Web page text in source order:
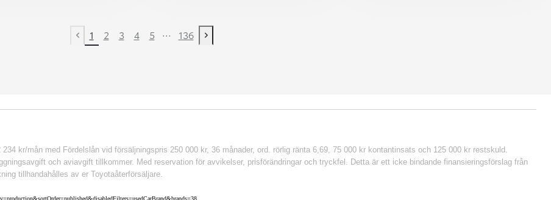
Previous page
1 2 3 4 5 ... 136
Next page
kr/mån med Fördelslån vid försäljningspris 250 000 kr, 36 månader, ord. rörlig ränta 6,69, 75 000 kr kontantinsats och 125 000 kr restskuld.
och aviavgift tillkommer. Med reservation för avvikelser, prisförändringar och tryckfel. Detta är ett icke bindande finansieringsförslag från
tillhandahålles av er Toyotaåterförsäljare.